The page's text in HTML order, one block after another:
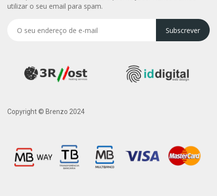
utilizar o seu email para spam.
Subscrever
Copyright © Brenzo 2024